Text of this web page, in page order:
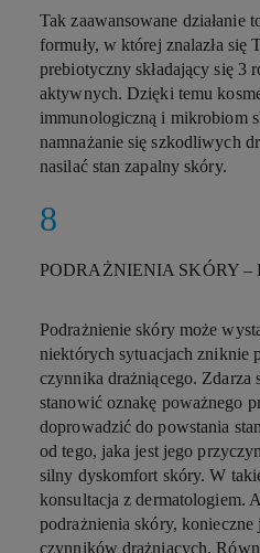
Tak zaawansowane działanie
formuły, w której znalazła się
prebiotyczny składający się 3
aktywnych. Dzięki temu
immunologiczną i mikrobiom
namnażanie się szkodliwych
nasilać stan zapalny skóry.
PODRAŻNIENIA SKÓRY –
Podrażnienie skóry może
niektórych sytuacjach zniknie
czynnika drażniącego. Zdarza
stanowić oznakę poważnego
doprowadzić do powstania
od tego, jaka jest jego
silny dyskomfort skóry. W
konsultacja z dermatologiem.
podrażnienia skóry,
czynników drażniących.